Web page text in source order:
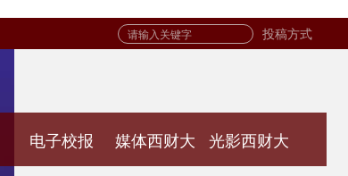
投稿方式
电子校报 媒体西财大 光影西财大